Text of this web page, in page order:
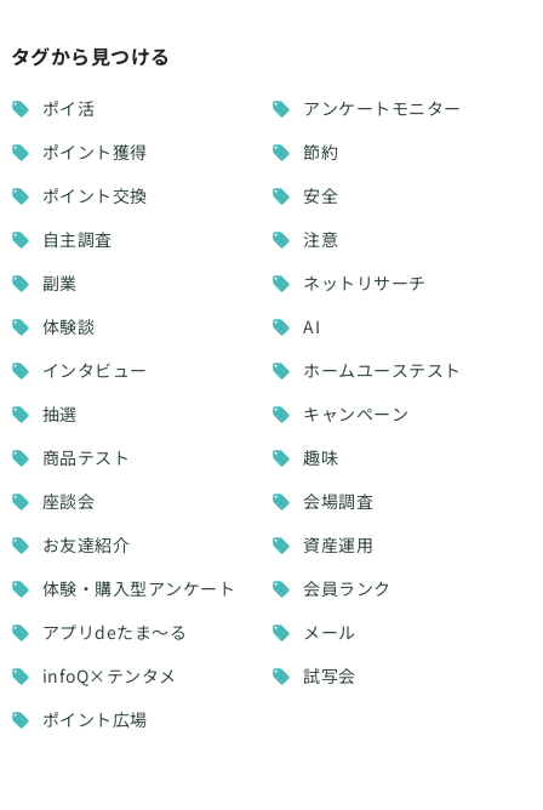
タグから見つける
ポイ活
アンケートモニター
ポイント獲得
節約
ポイント交換
安全
自主調査
注意
副業
ネットリサーチ
体験談
AI
インタビュー
ホームユーステスト
抽選
キャンペーン
商品テスト
趣味
座談会
会場調査
お友達紹介
資産運用
体験・購入型アンケート
会員ランク
アプリdeたま～る
メール
infoQ×テンタメ
試写会
ポイント広場